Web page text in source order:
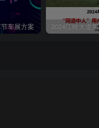
车展方案 2024江铃大道